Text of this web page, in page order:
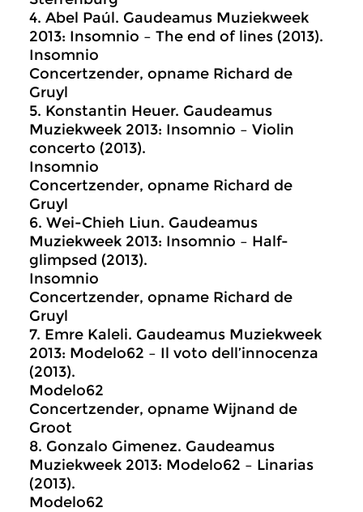
4. Abel Paúl. Gaudeamus Muziekweek
2013: Insomnio – The end of lines (2013).
Insomnio
Concertzender, opname Richard de
Gruyl
5. Konstantin Heuer. Gaudeamus
Muziekweek 2013: Insomnio – Violin
concerto (2013).
Insomnio
Concertzender, opname Richard de
Gruyl
6. Wei-Chieh Liun. Gaudeamus
Muziekweek 2013: Insomnio – Half-
glimpsed (2013).
Insomnio
Concertzender, opname Richard de
Gruyl
7. Emre Kaleli. Gaudeamus Muziekweek
2013: Modelo62 – Il voto dell’innocenza
(2013).
Modelo62
Concertzender, opname Wijnand de
Groot
8. Gonzalo Gimenez. Gaudeamus
Muziekweek 2013: Modelo62 – Linarias
(2013).
Modelo62